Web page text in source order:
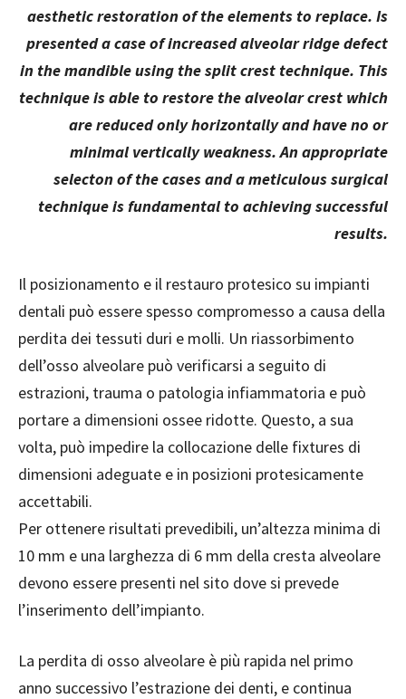
aesthetic restoration of the elements to replace. Is
presented a case of increased alveolar ridge defect
in the mandible using the split crest technique. This
technique is able to restore the alveolar crest which
are reduced only horizontally and have no or
minimal vertically weakness. An appropriate
selecton of the cases and a meticulous surgical
technique is fundamental to achieving successful
results.
Il posizionamento e il restauro protesico su impianti
dentali può essere spesso compromesso a causa della
perdita dei tessuti duri e molli. Un riassorbimento
dell’osso alveolare può verificarsi a seguito di
estrazioni, trauma o patologia infiammatoria e può
portare a dimensioni ossee ridotte. Questo, a sua
volta, può impedire la collocazione delle fixtures di
dimensioni adeguate e in posizioni protesicamente
accettabili.
Per ottenere risultati prevedibili, un’altezza minima di
10 mm e una larghezza di 6 mm della cresta alveolare
devono essere presenti nel sito dove si prevede
l’inserimento dell’impianto.
La perdita di osso alveolare è più rapida nel primo
anno successivo l’estrazione dei denti, e continua